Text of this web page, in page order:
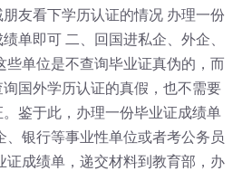
友看下学历认证的情况 办理一份
单即可 二、回国进私企、外企、
些单位是不查询毕业证真伪的，而
国外学历认证的真假，也不需要
鉴于此，办理一份毕业证成绩单
、银行等事业性单位或者考公务员
证成绩单，递交材料到教育部，办